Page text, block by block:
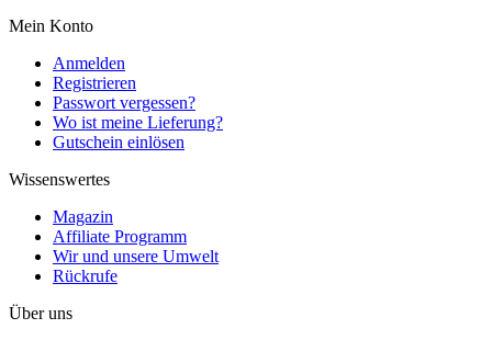
Mein Konto
Anmelden
Registrieren
Passwort vergessen?
Wo ist meine Lieferung?
Gutschein einlösen
Wissenswertes
Magazin
Affiliate Programm
Wir und unsere Umwelt
Rückrufe
Über uns